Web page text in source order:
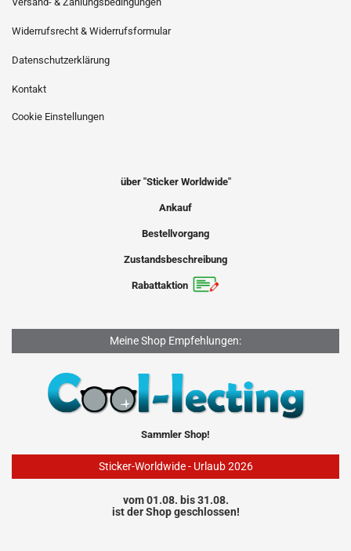
Widerrufsrecht & Widerrufsformular
Datenschutzerklärung
Kontakt
Cookie Einstellungen
über "Sticker Worldwide"
Ankauf
Bestellvorgang
Zustandsbeschreibung
Rabattaktion
Meine Shop Empfehlungen:
Sammler Shop!
Sticker-Worldwide - Urlaub 2026
vom 01.08. bis 31.08.
ist der Shop geschlossen!